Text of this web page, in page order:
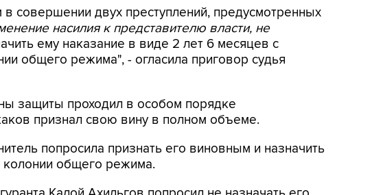
совершении двух преступлений, предусмотренных
насилия к представителю власти, не
ему наказание в виде 2 лет 6 месяцев с
общего режима", - огласила приговор судья
защиты проходил в особом порядке
признал свою вину в полном объеме.
попросила признать его виновным и назначить
колонии общего режима.